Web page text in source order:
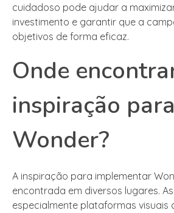
cuidadoso pode ajudar a
investimento e garantir que a
objetivos de forma eficaz.
Onde
inspiração para
Wonder?
A inspiração para implementar
encontrada em diversos lugares.
especialmente plataformas visuais